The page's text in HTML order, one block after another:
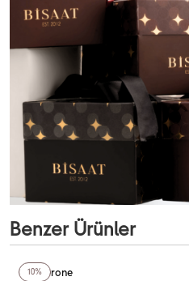
Benzer Ürünler
10%
Chaperone